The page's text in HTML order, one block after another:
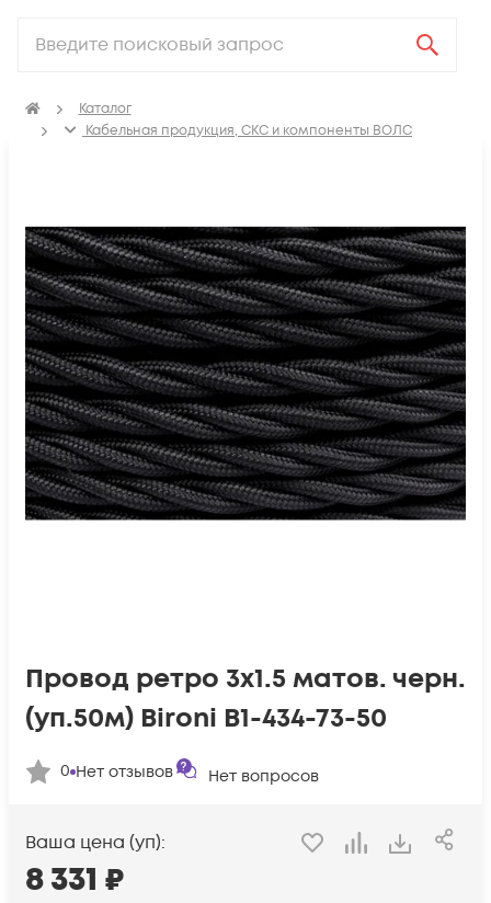
Каталог
Кабельная продукция, СКС и компоненты ВОЛС
Провод ретро 3х1.5 матов. черн.
(уп.50м) Bironi B1-434-73-50
0 Нет отзывов Нет вопросов
Ваша цена (уп):
8 331 ₽